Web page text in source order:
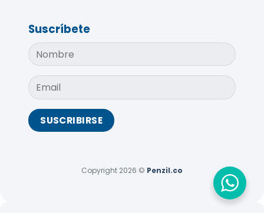
Suscríbete
Copyright 2026 © Penzil.co